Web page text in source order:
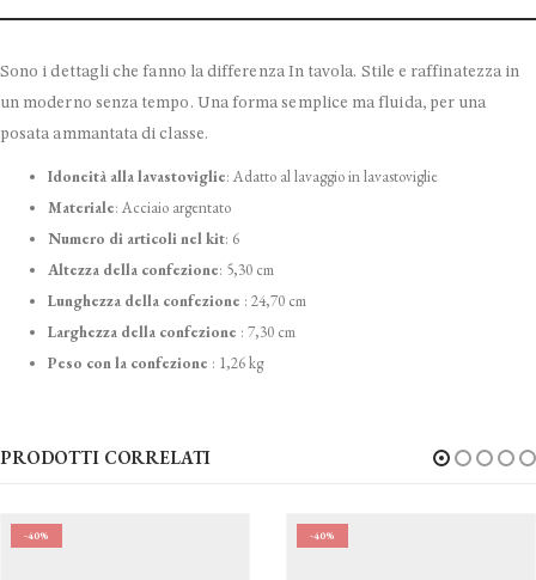
Sono i dettagli che fanno la differenza In tavola. Stile e raffinatezza in
un moderno senza tempo. Una forma semplice ma fluida, per una
posata ammantata di classe.
Idoneità alla lavastoviglie: Adatto al lavaggio in lavastoviglie
Materiale: Acciaio argentato
Numero di articoli nel kit: 6
Altezza della confezione: 5,30 cm
Lunghezza della confezione : 24,70 cm
Larghezza della confezione : 7,30 cm
Peso con la confezione : 1,26 kg
PRODOTTI CORRELATI
-40% -40%